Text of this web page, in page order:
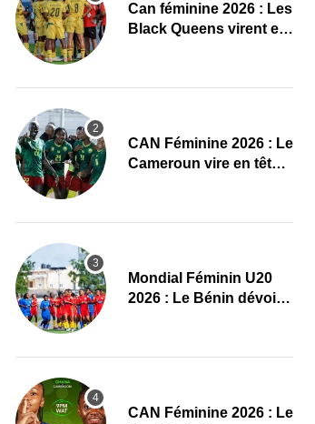
‎Can féminine 2026 : Les
Black Queens virent en
CAN Féminine 2026 : Le
Cameroun vire en tête
Mondial Féminin U20
2026 : Le Bénin dévoile
CAN Féminine 2026 : Le